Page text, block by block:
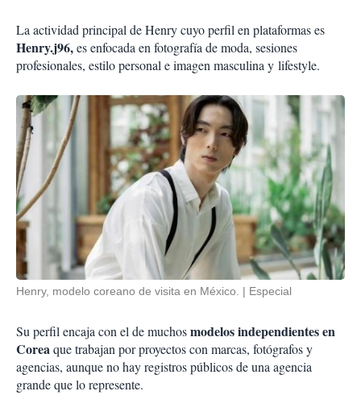
La actividad principal de Henry cuyo perfil en plataformas es
Henry.j96,es enfocada en fotografía de moda, sesiones
profesionales, estilo personal e imagen masculina y lifestyle.
Henry, modelo coreano de visita en México. Especial
Su perfil encaja con el de muchosmodelos independientes en
Coreaque trabajan por proyectos con marcas, fotógrafos y
agencias, aunque no hay registros públicos de una agencia
grande que lo represente.